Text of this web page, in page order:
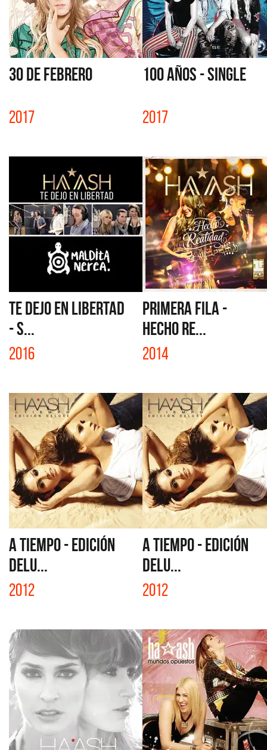
30 DE FEBRERO
2017
100 AÑOS - SINGLE
2017
TE DEJO EN LIBERTAD
- S...
2016
PRIMERA FILA -
HECHO RE...
2014
A TIEMPO - EDICIÓN
DELU...
2012
A TIEMPO - EDICIÓN
DELU...
2012